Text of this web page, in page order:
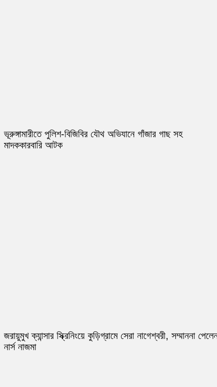
ভূরুঙ্গামারীতে পুলিশ-বিজিবির যৌথ অভিযানে গাঁজার গাছ সহ
মাদককারবারি আটক
জরায়ুমুখ ক্যান্সার স্ক্রিনিংয়ে কুড়িগ্রামে সেরা নাগেশ্বরী, সম্মাননা
নার্স নাজমা